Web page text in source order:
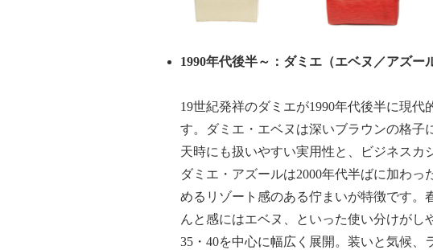
1990年代後半～：ダミエ（エベヌ／アズー
19世紀発祥のダミエが1990年代後半に現代
す。ダミエ・エベヌは深いブラウンの格子
天時にも扱いやすい実用性と、ビジネス
ダミエ・アズールは2000年代半ばに加わっ
めるリゾート感のある佇まいが特徴です。
んと感にはエベヌ、といった使い分けがし
35・ 40を中心に幅広く展開。装いと気候、